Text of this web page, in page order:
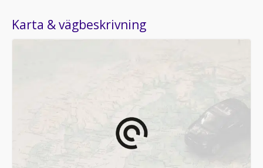
Karta & vägbeskrivning